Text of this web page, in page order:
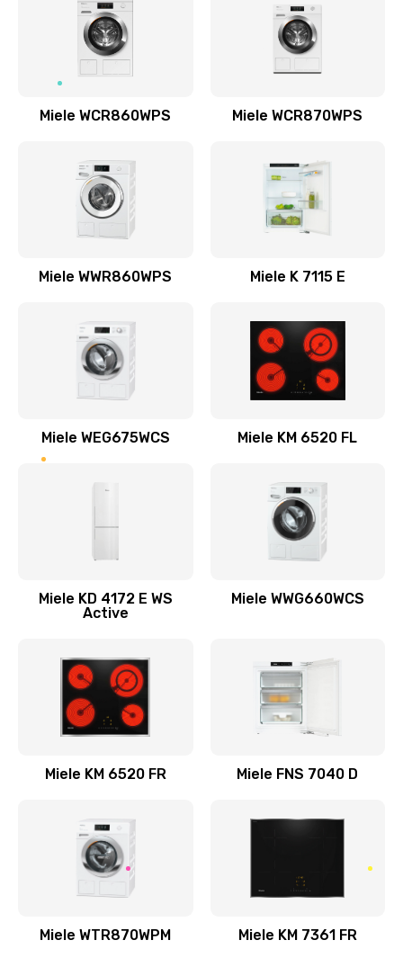
Miele WCR860WPS Miele WCR870WPS
Miele WWR860WPS Miele K 7115 E
Miele WEG675WCS Miele KM 6520 FL
Miele KD 4172 E WS
Active
Miele WWG660WCS
Miele KM 6520 FR Miele FNS 7040 D
Miele WTR870WPM Miele KM 7361 FR